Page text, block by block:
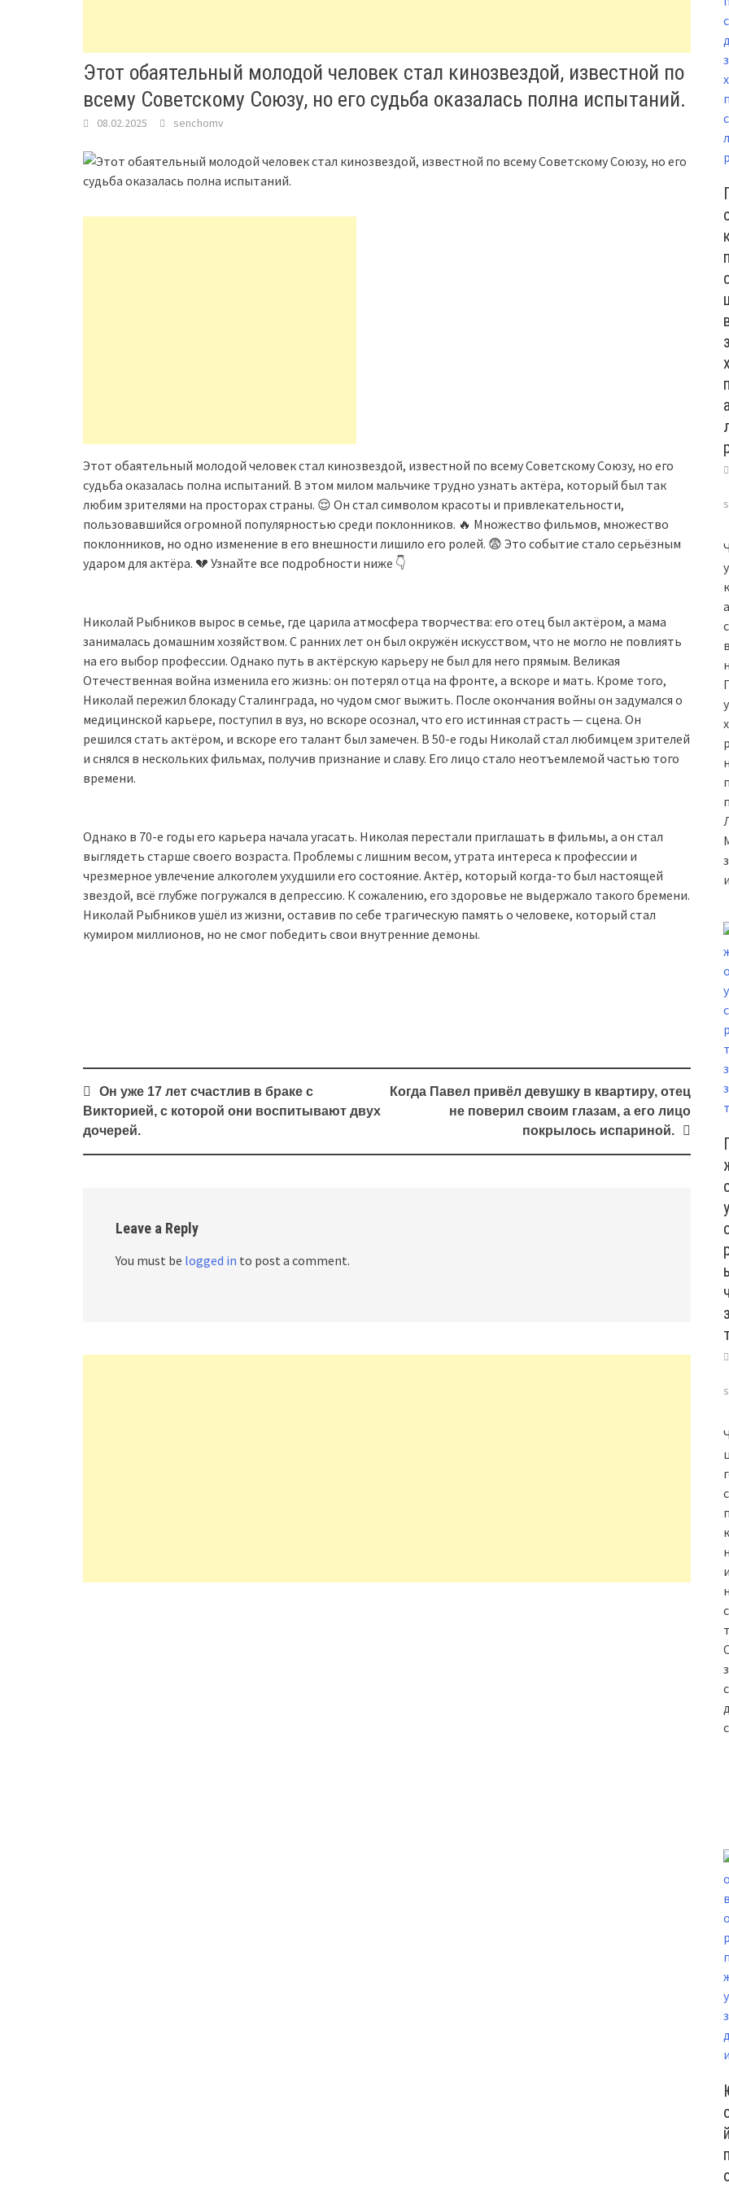
Этот обаятельный молодой человек стал кинозвездой, известной по
всему Советскому Союзу, но его судьба оказалась полна испытаний.
08.02.2025 senchomv
Этот обаятельный молодой человек стал кинозвездой, известной по всему Советскому Союзу, но его
судьба оказалась полна испытаний. В этом милом мальчике трудно узнать актёра, который был так
любим зрителями на просторах страны. 😌 Он стал символом красоты и привлекательности,
пользовавшийся огромной популярностью среди поклонников. 🔥 Множество фильмов, множество
поклонников, но одно изменение в его внешности лишило его ролей. 😨 Это событие стало серьёзным
ударом для актёра. 💔 Узнайте все подробности ниже 👇
Николай Рыбников вырос в семье, где царила атмосфера творчества: его отец был актёром, а мама
занималась домашним хозяйством. С ранних лет он был окружён искусством, что не могло не повлиять
на его выбор профессии. Однако путь в актёрскую карьеру не был для него прямым. Великая
Отечественная война изменила его жизнь: он потерял отца на фронте, а вскоре и мать. Кроме того,
Николай пережил блокаду Сталинграда, но чудом смог выжить. После окончания войны он задумался о
медицинской карьере, поступил в вуз, но вскоре осознал, что его истинная страсть — сцена. Он
решился стать актёром, и вскоре его талант был замечен. В 50-е годы Николай стал любимцем зрителей
и снялся в нескольких фильмах, получив признание и славу. Его лицо стало неотъемлемой частью того
времени.
Однако в 70-е годы его карьера начала угасать. Николая перестали приглашать в фильмы, а он стал
выглядеть старше своего возраста. Проблемы с лишним весом, утрата интереса к профессии и
чрезмерное увлечение алкоголем ухудшили его состояние. Актёр, который когда-то был настоящей
звездой, всё глубже погружался в депрессию. К сожалению, его здоровье не выдержало такого бремени.
Николай Рыбников ушёл из жизни, оставив по себе трагическую память о человеке, который стал
кумиром миллионов, но не смог победить свои внутренние демоны.
Post
navigation
Он уже 17 лет счастлив в браке с
Викторией, с которой они воспитывают двух
дочерей.
Когда Павел привёл девушку в квартиру, отец
не поверил своим глазам, а его лицо
покрылось испариной.
Leave a Reply
You must be logged in to post a comment.
и